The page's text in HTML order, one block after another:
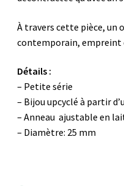
À travers cette pièce, un
contemporain, empreint
Détails :
– Petite série
– Bijou upcyclé à partir
– Anneau ajustable en
– Diamètre: 25 mm